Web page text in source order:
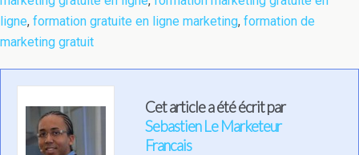
ligne, formation gratuite en ligne marketing, formation de
marketing gratuit
Cet article a été écrit par
Sebastien Le Marketeur
Francais